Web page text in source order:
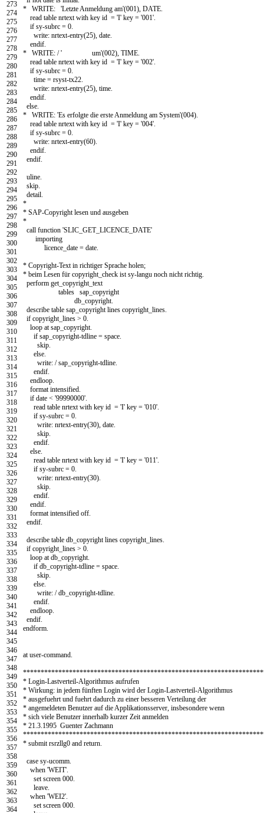
273
274
275
276
277
278
279
280
281
282
283
284
285
286
287
288
289
290
291
292
293
294
295
296
297
298
299
300
301
302
303
304
305
306
307
308
309
310
311
312
313
314
315
316
317
318
319
320
321
322
323
324
325
326
327
328
329
330
331
332
333
334
335
336
337
338
339
340
341
342
343
344
345
346
347
348
349
350
351
352
353
354
355
356
357
358
359
360
361
362
363
364
* WRITE: 'Letzte Anmeldung am'(001), DATE.
read table nrtext with key id = 'I' key = '001'
if sy-subrc = 0.
write: nrtext-entry(25) date
endif
* WRITE: / ' um'(002), TIME.
read table nrtext with key id = 'I' key = '002'
if sy-subrc = 0.
time = rsyst-tx22
write: nrtext-entry(25) time
endif
else
* WRITE: 'Es erfolgte die erste Anmeldung am System'(004).
read table nrtext with key id = 'I' key = '004'
if sy-subrc = 0.
write: nrtext-entry(60)
endif
endif
uline
skip
detail
*
* SAP-Copyright lesen und ausgeben
*
call function 'SLIC_GET_LICENCE_DATE'
importing
licence date = date
* Copyright-Text in richtiger Sprache holen;
* beim Lesen für copyright_check ist sy-langu noch nicht richtig.
perform get copyright text
tables
sap copyright
db copyright
describe table sap copyright lines copyright lines
if copyright lines > 0.
loop at sap copyright
if sap copyright-tdline = space
skip
else
write: / sap copyright-tdline
endif
endloop
format intensified
if date < '99990000'
read table nrtext with key id = 'I' key = '010'
if sy-subrc = 0.
write: nrtext-entry(30) date
skip
endif
else
read table nrtext with key id = 'I' key = '011'
if sy-subrc = 0.
write: nrtext-entry(30)
skip
endif
endif
format intensified off
endif
describe table db copyright lines copyright lines
if copyright lines > 0.
loop at db copyright
if db copyright-tdline = space
skip
else
write: / db copyright-tdline
endif
endloop
endif
endform
at user-command
* Login-Lastverteil-Algorithmus aufrufen
* Wirkung: in jedem fünften Login wird der Login-Lastverteil-Algorithmus
* ausgefuehrt und fuehrt dadurch zu einer besseren Verteilung der
* angemeldeten Benutzer auf die Applikationsserver, insbesondere wenn
* sich viele Benutzer innerhalb kurzer Zeit anmelden
* 21.3.1995 Guenter Zachmann
* submit rsrzllg0 and return.
case sy-ucomm
when 'WEIT'
set screen 000.
leave
when 'WEI2'
set screen 000.